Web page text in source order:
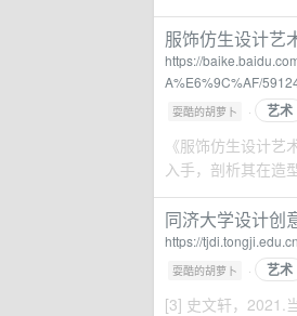
服饰仿生设计艺
https://
A%E6%9C%AF/
耍酷的胡萝卜 · 艺术
《服饰仿生设计
入手，剖析其在造
同济大学设计创
https://
耍酷的胡萝卜 · 艺术
[3] 史文轩，2021.